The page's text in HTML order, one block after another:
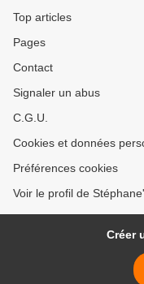
Top articles
Pages
Contact
Signaler un abus
C.G.U.
Cookies et données
Préférences cookies
Voir le profil de
Créer